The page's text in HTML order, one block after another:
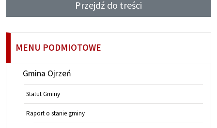
Przejdź do treści
MENU PODMIOTOWE
Gmina Ojrzeń
Statut Gminy
Raport o stanie gminy